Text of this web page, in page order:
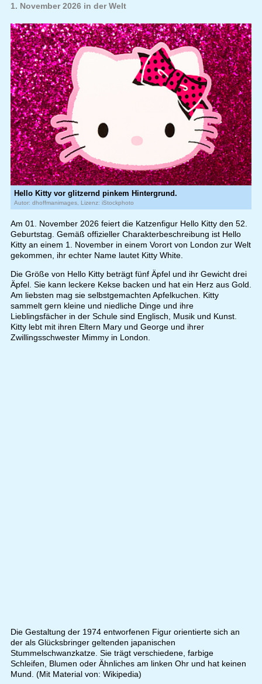
1. November 2026 in der Welt
Hello Kitty vor glitzernd pinkem Hintergrund.
Autor: dhoffmanimages, Lizenz: iStockphoto
Am 01. November 2026 feiert die Katzenfigur Hello Kitty den 52.
Geburtstag. Gemäß offizieller Charakterbeschreibung ist Hello
Kitty an einem 1. November in einem Vorort von London zur Welt
gekommen, ihr echter Name lautet Kitty White.
Die Größe von Hello Kitty beträgt fünf Äpfel und ihr Gewicht drei
Äpfel. Sie kann leckere Kekse backen und hat ein Herz aus Gold.
Am liebsten mag sie selbstgemachten Apfelkuchen. Kitty
sammelt gern kleine und niedliche Dinge und ihre
Lieblingsfächer in der Schule sind Englisch, Musik und Kunst.
Kitty lebt mit ihren Eltern Mary und George und ihrer
Zwillingsschwester Mimmy in London.
Die Gestaltung der 1974 entworfenen Figur orientierte sich an
der als Glücksbringer geltenden japanischen
Stummelschwanzkatze. Sie trägt verschiedene, farbige
Schleifen, Blumen oder Ähnliches am linken Ohr und hat keinen
Mund. (Mit Material von: Wikipedia)